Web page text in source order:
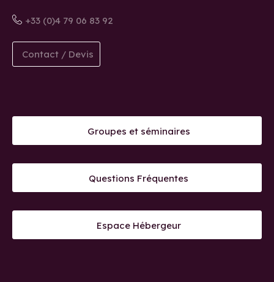
+33 (0)4 79 06 83 92
Contact / Devis
Groupes et séminaires
Questions Fréquentes
Espace Hébergeur